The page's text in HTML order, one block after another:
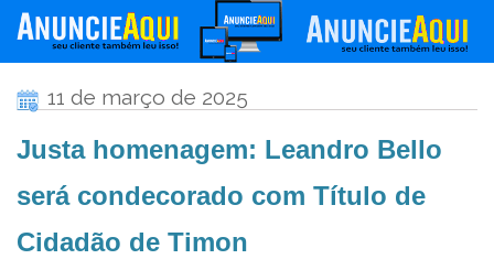
11 de março de 2025
Justa homenagem: Leandro Bello
será condecorado com Título de
Cidadão de Timon